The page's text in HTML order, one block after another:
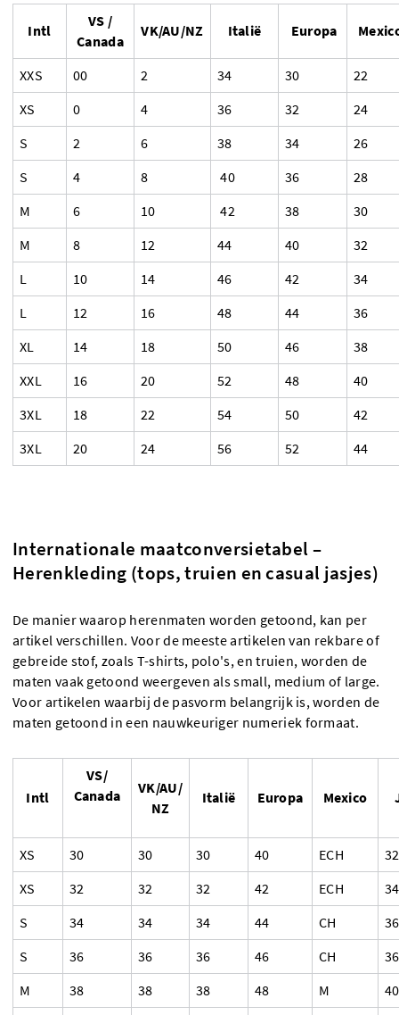
Intl
VS /
Canada
VK/AU/NZ Italië Europa
XXS 00 2 34 30
22
XS
0 4 36 32
24
S
2 6 38 34
26
S
4 8 40 36
28
M
6 10 42 38
30
M
8 12 44 40
32
L
10 14 46 42
34
L
12 16 48 44
36
XL
14 18 50 46
38
XXL
16 20 52 48
40
3XL
18 22 54 50
42
3XL
20 24 56 52 44
Internationale maatconversietabel –
Herenkleding (tops, truien en casual jasjes)
De manier waarop herenmaten worden getoond, kan per
artikel verschillen. Voor de meeste artikelen van rekbare of
gebreide stof, zoals T-shirts, polo's, en truien, worden de
maten vaak getoond weergeven als small, medium of large.
Voor artikelen waarbij de pasvorm belangrijk is, worden de
maten getoond in een nauwkeuriger numeriek formaat.
Intl
VS/
Canada
VK/AU/
NZ
Italië Europa Mexico
XS 30 30 30 40 ECH
32
XS
32 32 32 42 ECH
34
S
34 34 34 44 CH
36
S
36 36 36 46 CH
36
M
38 38 38 48 M
40